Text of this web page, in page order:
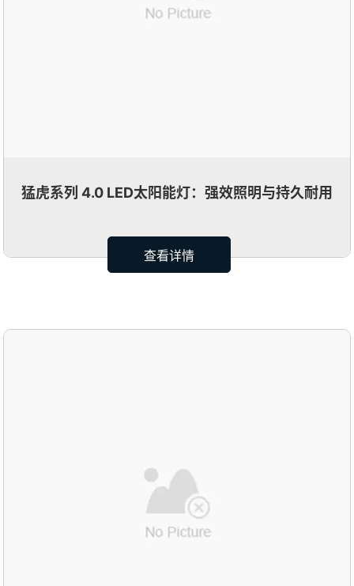
猛虎系列 4.0 LED太阳能灯：强效照明与持久耐用
查看详情